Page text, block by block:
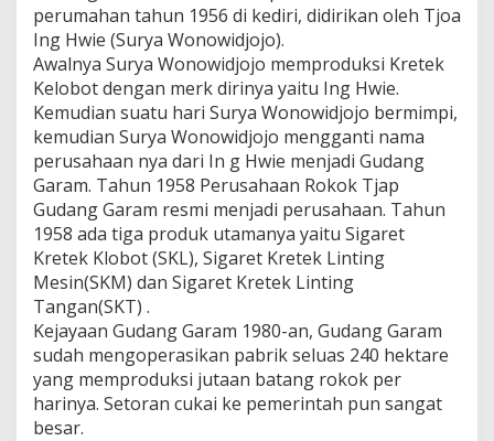
perumahan tahun 1956 di kediri, didirikan oleh Tjoa
Ing Hwie (Surya Wonowidjojo).
Awalnya Surya Wonowidjojo memproduksi Kretek
Kelobot dengan merk dirinya yaitu Ing Hwie.
Kemudian suatu hari Surya Wonowidjojo bermimpi,
kemudian Surya Wonowidjojo mengganti nama
perusahaan nya dari In g Hwie menjadi Gudang
Garam. Tahun 1958 Perusahaan Rokok Tjap
Gudang Garam resmi menjadi perusahaan. Tahun
1958 ada tiga produk utamanya yaitu Sigaret
Kretek Klobot (SKL), Sigaret Kretek Linting
Mesin(SKM) dan Sigaret Kretek Linting
Tangan(SKT) .
Kejayaan Gudang Garam 1980-an, Gudang Garam
sudah mengoperasikan pabrik seluas 240 hektare
yang memproduksi jutaan batang rokok per
harinya. Setoran cukai ke pemerintah pun sangat
besar.